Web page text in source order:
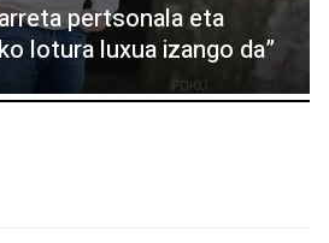
pertsonala eta
lotura luxua izango da”